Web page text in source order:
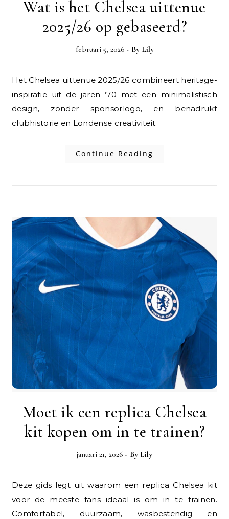
Wat is het Chelsea uittenue
2025/26 op gebaseerd?
februari 5, 2026 - By Lily
Het Chelsea uittenue 2025/26 combineert heritage-
inspiratie uit de jaren ’70 met een minimalistisch
design, zonder sponsorlogo, en benadrukt
clubhistorie en Londense creativiteit.
Continue Reading
Moet ik een replica Chelsea
kit kopen om in te trainen?
januari 21, 2026 - By Lily
Deze gids legt uit waarom een replica Chelsea kit
voor de meeste fans ideaal is om in te trainen.
Comfortabel, duurzaam, wasbestendig en